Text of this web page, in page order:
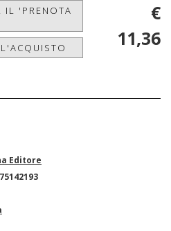
IL 'PRENOTA
€
11,36
Editore